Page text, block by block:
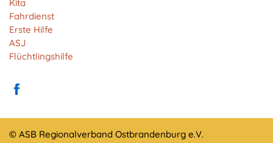
Kita
Fahrdienst
Erste Hilfe
ASJ
Flüchtlingshilfe
© ASB Regionalverband Ostbrandenburg e.V.
EXTERNE MEDIEN
Um Inhalte von Videoplattformen und Social Media